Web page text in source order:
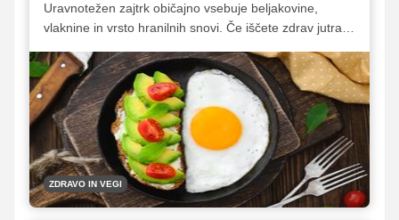
Uravnotežen zajtrk običajno vsebuje beljakovine,
vlaknine in vrsto hranilnih snovi. Če iščete zdrav jutranji
polnozrnati toast s prelivi, oreščki in zeleni čaj.
ZDRAVO IN VEGI